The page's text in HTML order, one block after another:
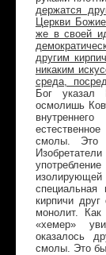
держатся
Церкви
же в своей
другим
никаким
среда,
Бог
осмолишь
смолы. Это
изолирующей
специальная
кирпичи
монолит.
«хемер»
оказалось
смолы. Это